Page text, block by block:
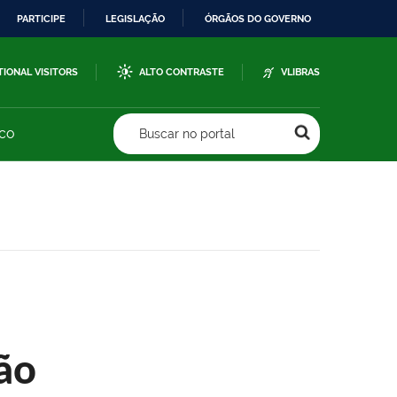
PARTICIPE LEGISLAÇÃO ÓRGÃOS DO GOVERNO
VISITORS ALTO CONTRASTE VLIBRAS
Buscar no portal